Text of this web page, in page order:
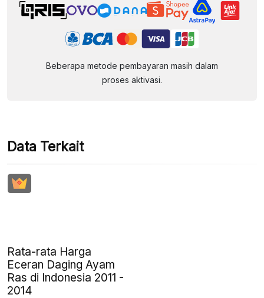
Beberapa metode pembayaran masih dalam
proses aktivasi.
Data Terkait
Rata-rata Harga
Eceran Daging Ayam
Ras di Indonesia 2011 -
2014